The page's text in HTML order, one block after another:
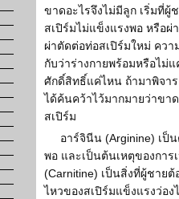
ขาดอะไรจึงไม่มีลูก เริ่มที่ผู้
สเปิร์มไม่แข็งแรงพอ หรือ
ผ่าตัดต่อท่อสเปิร์มใหม่ คว
กับว่าร่างกายพร้อมหรือไม่
ศักดิ์สิทธิ์แค่ไหน ถ้ามาพิจา
ได้ค้นคว้าไว้มากมายว่าขา
สเปิร์ม
อาร์จินีน (Arginine) เป็
พอ และเป็นต้นเหตุของกา
(Carnitine) เป็นสิ่งที่ผู้ชาย
ไหวของสเปิร์มแข็งแรงว่อ